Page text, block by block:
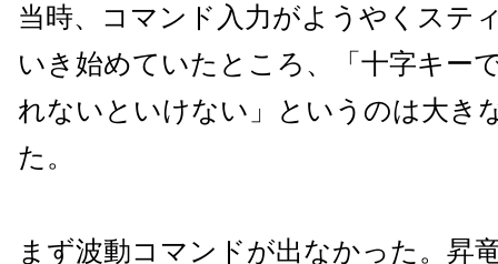
当時、コマンド入力がようやくステ
いき始めていたところ、「十字キー
れないといけない」というのは大き
た。
まず波動コマンドが出なかった。昇